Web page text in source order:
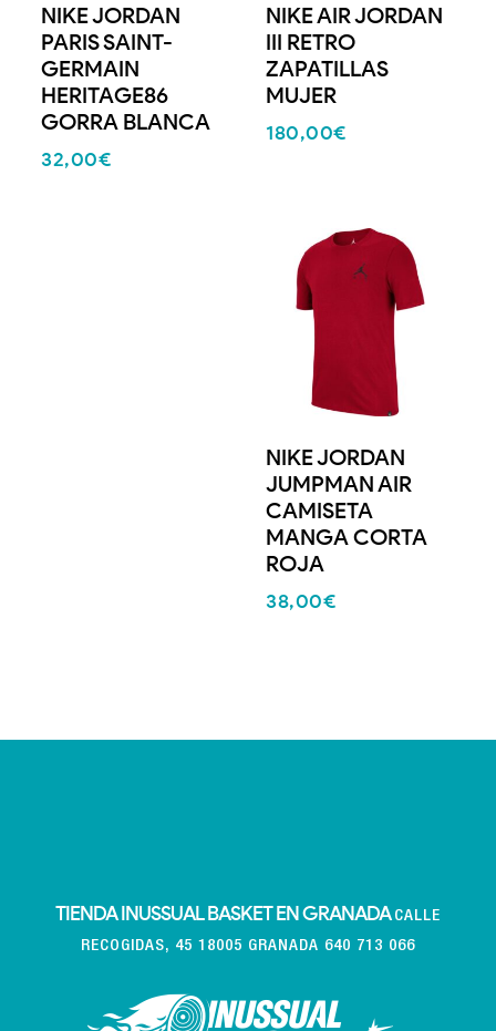
NIKE JORDAN
PARIS SAINT-
GERMAIN
HERITAGE86
GORRA BLANCA
32,00€
NIKE AIR JORDAN
III RETRO
ZAPATILLAS
MUJER
180,00€
NIKE JORDAN
JUMPMAN AIR
CAMISETA
MANGA CORTA
ROJA
38,00€
TIENDA INUSSUAL BASKET EN GRANADA CALLE
RECOGIDAS, 45 18005 GRANADA 640 713 066